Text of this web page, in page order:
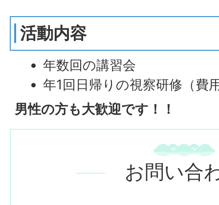
活動内容
年数回の講習会
年1回日帰りの視察研修（費
男性の方も大歓迎です！！
お問い合